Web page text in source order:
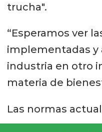
trucha".
“Esperamos ver
implementadas y
industria en otro
materia de
Las normas